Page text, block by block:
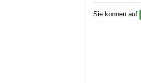
Sie können auf